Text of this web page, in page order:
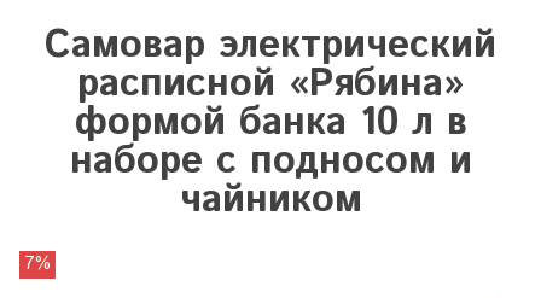
Самовар электрический
расписной «Рябина»
формой банка 10 л в
наборе с подносом и
чайником
7%